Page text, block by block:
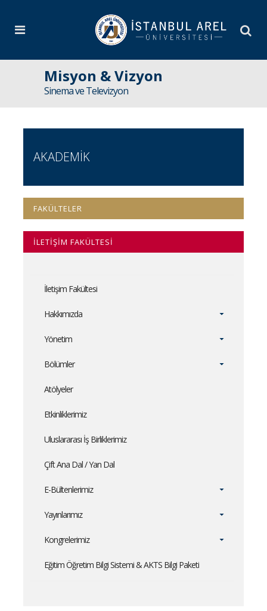
Misyon & Vizyon
Sinema ve Televizyon
AKADEMİK
FAKÜLTELER
İLETİŞİM FAKÜLTESİ
İletişim Fakültesi
Hakkımızda
Yönetim
Bölümler
Atölyeler
Etkinliklerimiz
Uluslararası İş Birliklerimiz
Çift Ana Dal / Yan Dal
E-Bültenlerimiz
Yayınlarımız
Kongrelerimiz
Eğitim Öğretim Bilgi Sistemi & AKTS Bilgi Paketi